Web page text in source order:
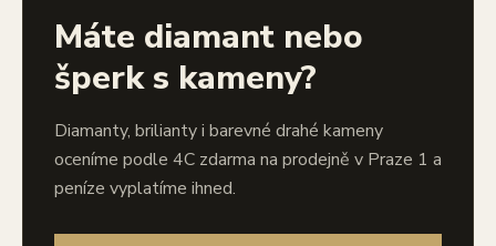
Máte diamant nebo
šperk s kameny?
Diamanty, brilianty i barevné drahé kameny
oceníme podle 4C zdarma na prodejně v Praze 1 a
peníze vyplatíme ihned.